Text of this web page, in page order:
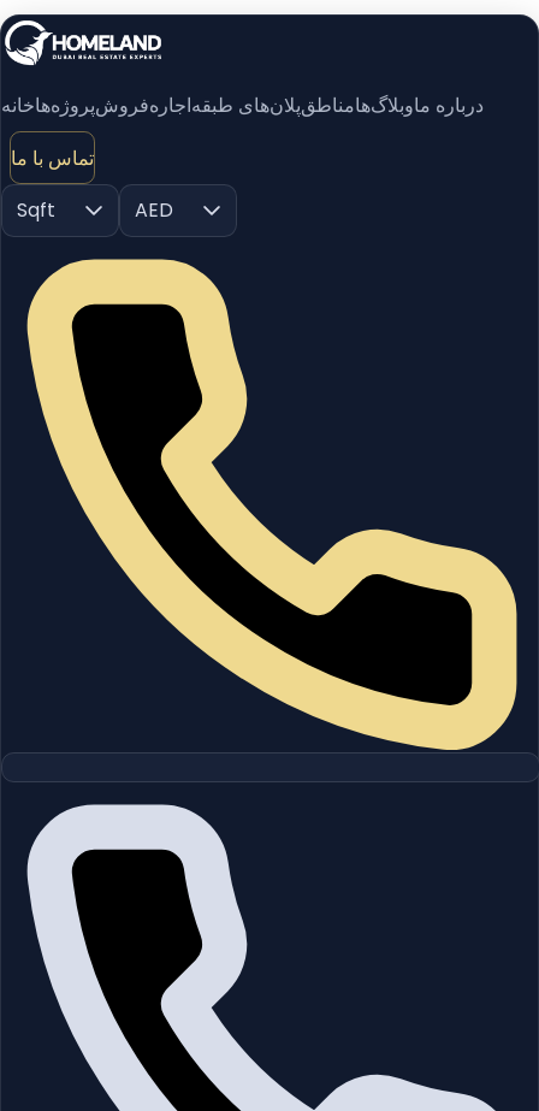
خانهپروژه‌هافروشاجارهپلان‌های طبقهمناطقوبلاگ‌هادرباره ما
تماس با ما
Sqft
AED